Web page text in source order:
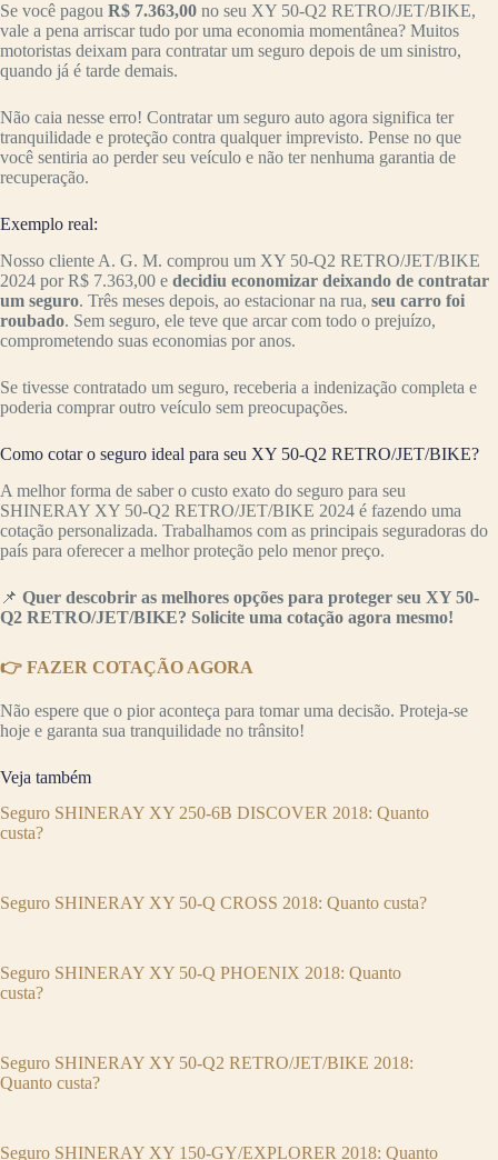
Se você pagou R$ 7.363,00 no seu XY 50-Q2 RETRO/JET/BIKE,
vale a pena arriscar tudo por uma economia momentânea? Muitos
motoristas deixam para contratar um seguro depois de um sinistro,
quando já é tarde demais.
Não caia nesse erro! Contratar um seguro auto agora significa ter
tranquilidade e proteção contra qualquer imprevisto. Pense no que
você sentiria ao perder seu veículo e não ter nenhuma garantia de
recuperação.
Exemplo real:
Nosso cliente A. G. M. comprou um XY 50-Q2 RETRO/JET/BIKE
2024 por R$ 7.363,00 e decidiu economizar deixando de contratar
um seguro. Três meses depois, ao estacionar na rua, seu carro foi
roubado. Sem seguro, ele teve que arcar com todo o prejuízo,
comprometendo suas economias por anos.
Se tivesse contratado um seguro, receberia a indenização completa e
poderia comprar outro veículo sem preocupações.
Como cotar o seguro ideal para seu XY 50-Q2 RETRO/JET/BIKE?
A melhor forma de saber o custo exato do seguro para seu
SHINERAY XY 50-Q2 RETRO/JET/BIKE 2024 é fazendo uma
cotação personalizada. Trabalhamos com as principais seguradoras do
país para oferecer a melhor proteção pelo menor preço.
📌 Quer descobrir as melhores opções para proteger seu XY 50-
Q2 RETRO/JET/BIKE? Solicite uma cotação agora mesmo!
👉 FAZER COTAÇÃO AGORA
Não espere que o pior aconteça para tomar uma decisão. Proteja-se
hoje e garanta sua tranquilidade no trânsito!
Veja também
Seguro SHINERAY XY 250-6B DISCOVER 2018: Quanto
custa?
Seguro SHINERAY XY 50-Q CROSS 2018: Quanto custa?
Seguro SHINERAY XY 50-Q PHOENIX 2018: Quanto
custa?
Seguro SHINERAY XY 50-Q2 RETRO/JET/BIKE 2018:
Quanto custa?
Seguro SHINERAY XY 150-GY/EXPLORER 2018: Quanto